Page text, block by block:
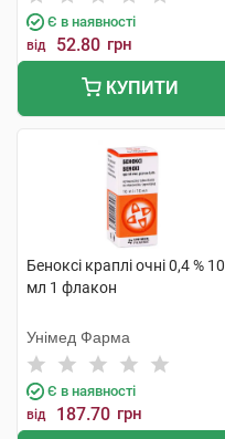
Є в наявності
від 52.80 грн
КУПИТИ
Беноксі краплі очні 0,4 % 10
мл 1 флакон
Унімед Фарма
Є в наявності
від 187.70 грн